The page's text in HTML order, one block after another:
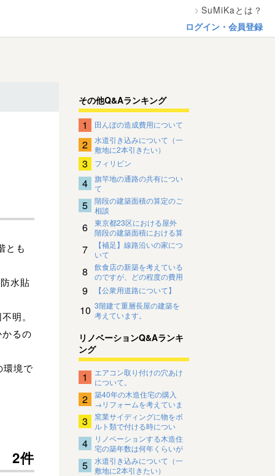
SuMiKaとは？
ログイン・会員登録
とも
水貼
明。
るの
境で
2件
その他Q&Aランキング
1 田んぼの造成費用について
2
水道引き込みについて（一
敷地に2本引きたい）
3 フィリピン
4
旗竿地の通路の共有につい
て
5
階段の建築面積の算定のご
相談
6
東京都23区における屋外
階段の建築面積における算
入、不算入
7
【補足】線路沿いの家につ
いて
8
飲食店の新築を考えている
のですが、どの程度の費用
がかかるものでしょうか
9 【公衆用道路について】
10 3階建て重層長屋の建築を
考えています。
リノベーションQ&Aランキ
ング
1
エアコン取り付けの穴あけ
について。
2
築40年の木造住宅の購入
→リフォームを考えていま
す。
3
窯業サイディングに物をボ
ルト類で付ける時につい
て。
4
リノベーションする木造住
宅の築年数は何年くらいが
限界でしょうか。
5
水道引き込みについて（一
敷地に2本引きたい）